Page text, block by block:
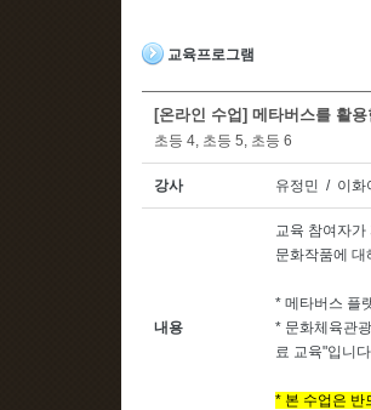
교육프로그램
[온라인 수업] 메타버스를 활
초등 4, 초등 5, 초등 6
강사 유정민 / 이화
내용
교육 참여자
문화작품에
* 메타버스 플
* 문화체육관
료 교육"입니
* 본 수업은 반